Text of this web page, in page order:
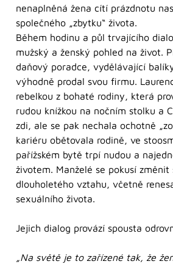
nenaplněná žena cítí prázdnotu
společného „zbytku“ života.
Během hodinu a půl trvajícího
mužský a ženský pohled na život.
daňový poradce, vydělávající
výhodně prodal svou firmu.
rebelkou z bohaté rodiny, která
rudou knížkou na nočním stolku a
zdi, ale se pak nechala ochotně
kariéru obětovala rodině, ve
pařížském bytě trpí nudou a
životem. Manželé se pokusí změnit
dlouholetého vztahu, včetně
sexuálního života.
Jejich dialog provází spousta
„Na světě je to zařízené tak, že